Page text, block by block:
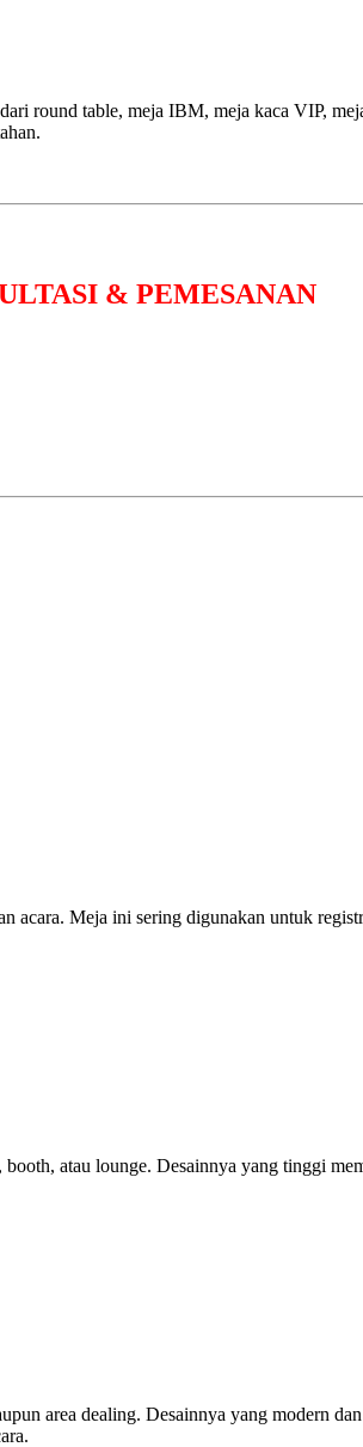
round table, meja IBM, meja kaca VIP,
& PEMESANAN
Meja ini sering digunakan untuk
atau lounge. Desainnya yang tinggi
area dealing. Desainnya yang modern